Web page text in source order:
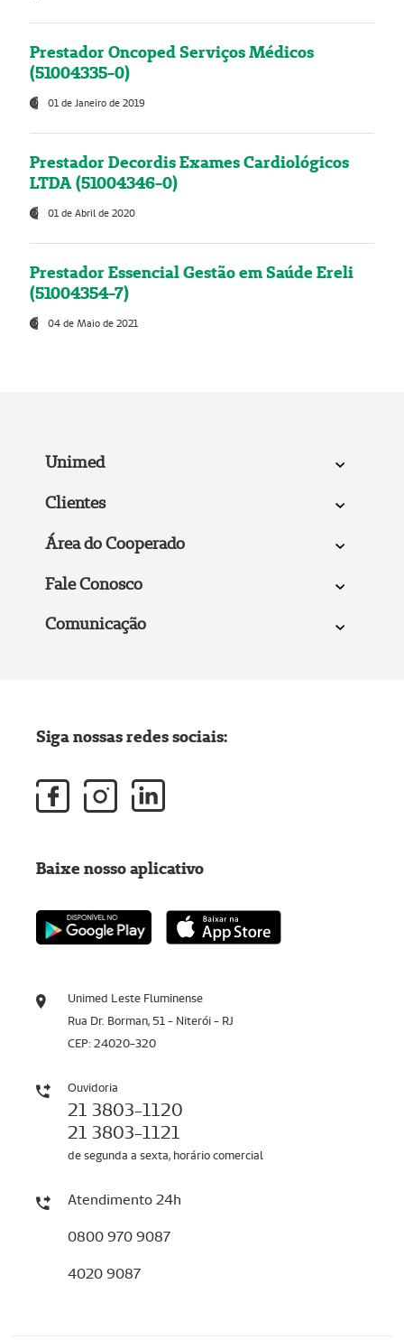
Prestador Oncoped Serviços Médicos
(51004335-0)
01 de Janeiro de 2019
Prestador Decordis Exames Cardiológicos
LTDA (51004346-0)
01 de Abril de 2020
Prestador Essencial Gestão em Saúde Ereli
(51004354-7)
04 de Maio de 2021
Unimed
Clientes
Área do Cooperado
Fale Conosco
Comunicação
Unimed Leste Fluminense
Rua Dr. Borman, 51 - Niterói - RJ
CEP: 24020-320
Ouvidoria
21 3803-1120
21 3803-1121
de segunda a sexta, horário comercial
Atendimento 24h
0800 970 9087
4020 9087
Siga nossas redes sociais:
Baixe nosso aplicativo